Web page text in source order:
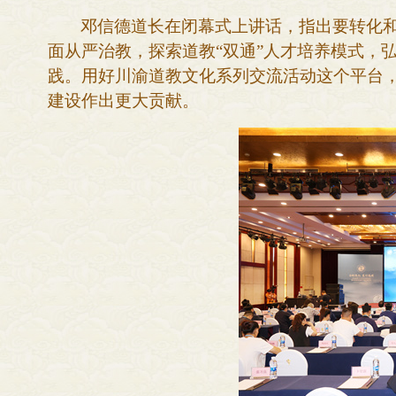
邓信德道长在闭幕式上讲话，指出要转化
面从严治教，探索道教“双通”人才培养模式，
践。用好川渝道教文化系列交流活动这个平台
建设作出更大贡献。